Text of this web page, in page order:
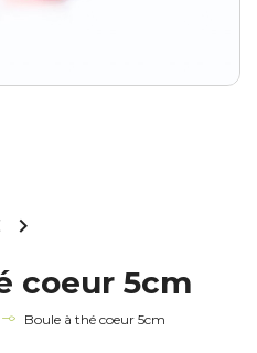

coeur 5cm
Boule à thé coeur 5cm